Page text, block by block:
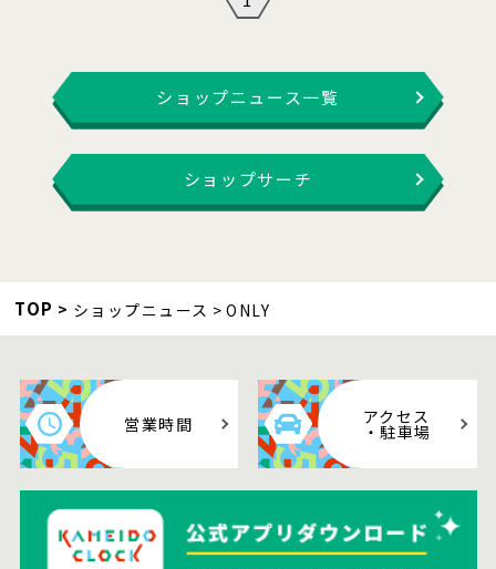
ショップニュース一覧
ショップサーチ
TOP ショップニュース ONLY
営業時間 アクセス
・駐車場